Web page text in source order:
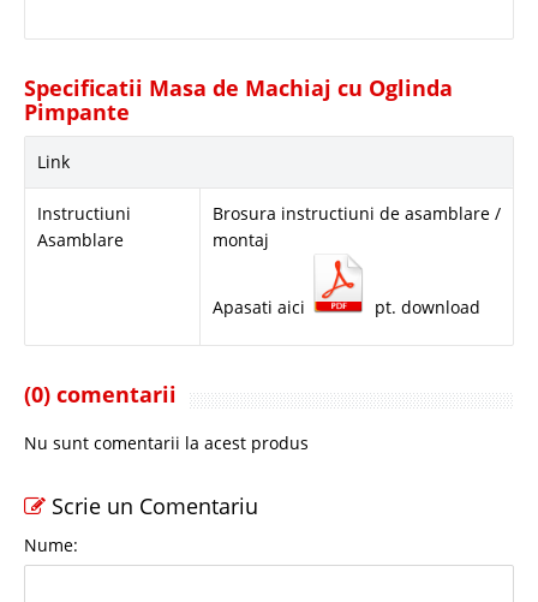
Specificatii Masa de Machiaj cu Oglinda
Pimpante
Link
Instructiuni
Asamblare
Brosura instructiuni de asamblare /
montaj
Apasati aici pt. download
(0) comentarii
Nu sunt comentarii la acest produs
Scrie un Comentariu
Nume: